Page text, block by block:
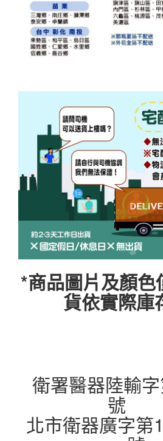
*商品圖片及顏色
貨依實際庫
衛署醫器陸輸
號
北市衛器廣字第